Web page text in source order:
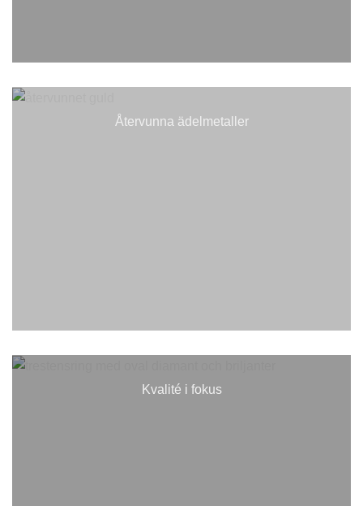
Återvunna ädelmetaller
Kvalité i fokus